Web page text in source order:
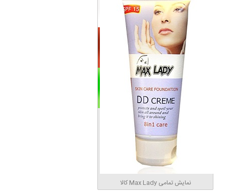
نمایش تمامی Max Lady کالا